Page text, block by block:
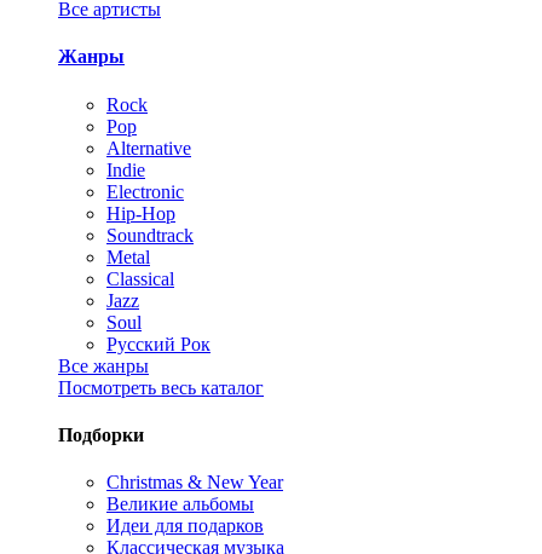
Все артисты
Жанры
Rock
Pop
Alternative
Indie
Electronic
Hip-Hop
Soundtrack
Metal
Classical
Jazz
Soul
Русский Рок
Все жанры
Посмотреть весь каталог
Подборки
Christmas & New Year
Великие альбомы
Идеи для подарков
Классическая музыка